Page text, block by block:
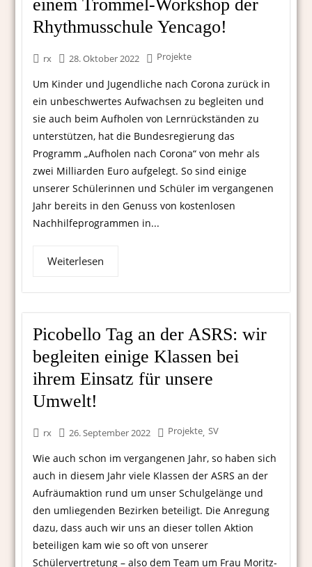
einem Trommel-Workshop der
Rhythmusschule Yencago!
rx 28. Oktober 2022 Projekte
Um Kinder und Jugendliche nach Corona zurück in
ein unbeschwertes Aufwachsen zu begleiten und
sie auch beim Aufholen von Lernrückständen zu
unterstützen, hat die Bundesregierung das
Programm „Aufholen nach Corona“ von mehr als
zwei Milliarden Euro aufgelegt. So sind einige
unserer Schülerinnen und Schüler im vergangenen
Jahr bereits in den Genuss von kostenlosen
Nachhilfeprogrammen in...
Weiterlesen
Picobello Tag an der ASRS: wir
begleiten einige Klassen bei
ihrem Einsatz für unsere
Umwelt!
rx 26. September 2022 Projekte, SV
Wie auch schon im vergangenen Jahr, so haben sich
auch in diesem Jahr viele Klassen der ASRS an der
Aufräumaktion rund um unser Schulgelänge und
den umliegenden Bezirken beteiligt. Die Anregung
dazu, dass auch wir uns an dieser tollen Aktion
beteiligen kam wie so oft von unserer
Schülervertretung – also dem Team um Frau Moritz-